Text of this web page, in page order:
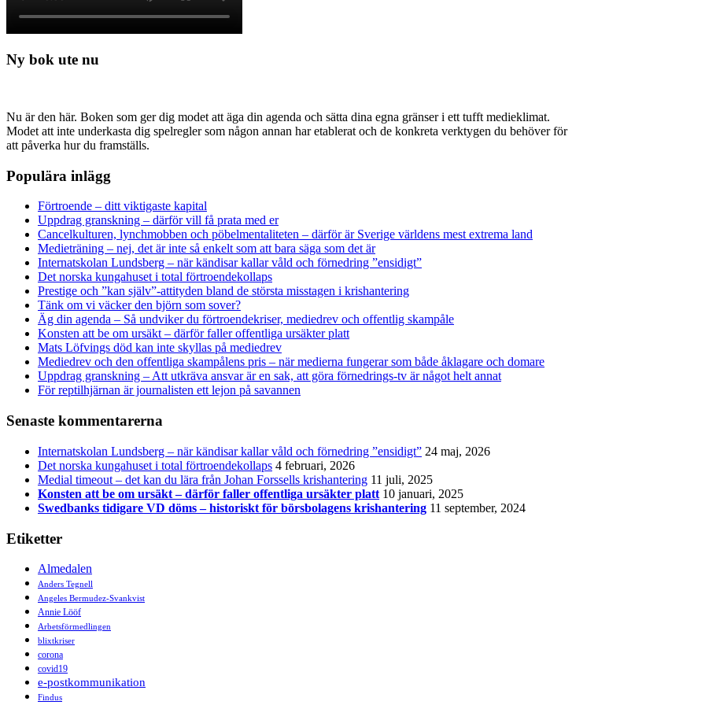
Ny bok ute nu
Nu är den här. Boken som ger dig modet att äga din agenda och sätta dina egna gränser i ett tufft medieklimat.
Modet att inte underkasta dig spelregler som någon annan har etablerat och de konkreta verktygen du behöver för
att påverka hur du framställs.
Populära inlägg
Förtroende – ditt viktigaste kapital
Uppdrag granskning – därför vill få prata med er
Cancelkulturen, lynchmobben och pöbelmentaliteten – därför är Sverige världens mest extrema land
Medieträning – nej, det är inte så enkelt som att bara säga som det är
Internatskolan Lundsberg – när kändisar kallar våld och förnedring ”ensidigt”
Det norska kungahuset i total förtroendekollaps
Prestige och ”kan själv”-attityden bland de största misstagen i krishantering
Tänk om vi väcker den björn som sover?
Äg din agenda – Så undviker du förtroendekriser, mediedrev och offentlig skampåle
Konsten att be om ursäkt – därför faller offentliga ursäkter platt
Mats Löfvings död kan inte skyllas på mediedrev
Mediedrev och den offentliga skampålens pris – när medierna fungerar som både åklagare och domare
Uppdrag granskning – Att utkräva ansvar är en sak, att göra förnedrings-tv är något helt annat
För reptilhjärnan är journalisten ett lejon på savannen
Senaste kommentarerna
Internatskolan Lundsberg – när kändisar kallar våld och förnedring ”ensidigt” 24 maj, 2026
Det norska kungahuset i total förtroendekollaps 4 februari, 2026
Medial timeout – det kan du lära från Johan Forssells krishantering 11 juli, 2025
Konsten att be om ursäkt – därför faller offentliga ursäkter platt 10 januari, 2025
Swedbanks tidigare VD döms – historiskt för börsbolagens krishantering 11 september, 2024
Etiketter
Almedalen
Anders Tegnell
Angeles Bermudez-Svankvist
Annie Lööf
Arbetsförmedlingen
blixtkriser
corona
covid19
e-postkommunikation
Findus